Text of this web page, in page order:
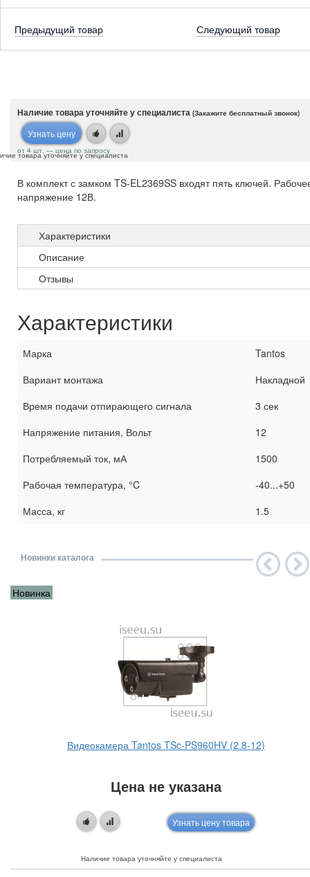
Следующий товар
Предыдущий товар
Наличие товара уточняйте у специалиста (Закажите бесплатный звонок)
Узнать цену
товара уточняйте у специалиста
от 4 шт. — цена по запросу
В комплект с замком TS-EL2369SS входят пять ключей.
напряжение 12В.
Характеристики
Описание
Отзывы
Характеристики
Марка
Tantos
Вариант монтажа
Накладной
Время подачи отпирающего сигнала
3 сек
Напряжение питания, Вольт
12
Потребляемый ток, мА
1500
Рабочая температура, °C
-40...+50
Масса, кг
1.5
Новинки каталога
Новинка
Видеокамера Tantos TSc-PS960HV (2.8-12)
Цена не указана
Узнать цену товара
Наличие товара уточняйте у специалиста